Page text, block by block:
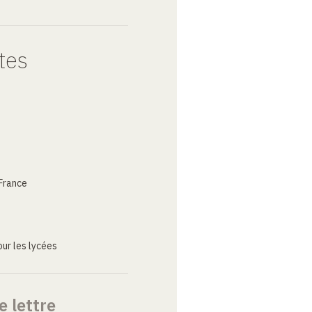
les lycées
lettre